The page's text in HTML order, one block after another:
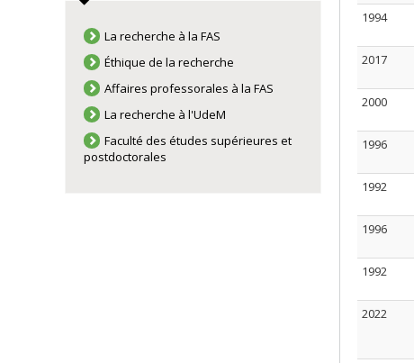
1994
2017
2000
1996
1992
1996
1992
2022
La recherche à la FAS
Éthique de la recherche
Affaires professorales à la FAS
La recherche à l'UdeM
Faculté des études supérieures et
postdoctorales